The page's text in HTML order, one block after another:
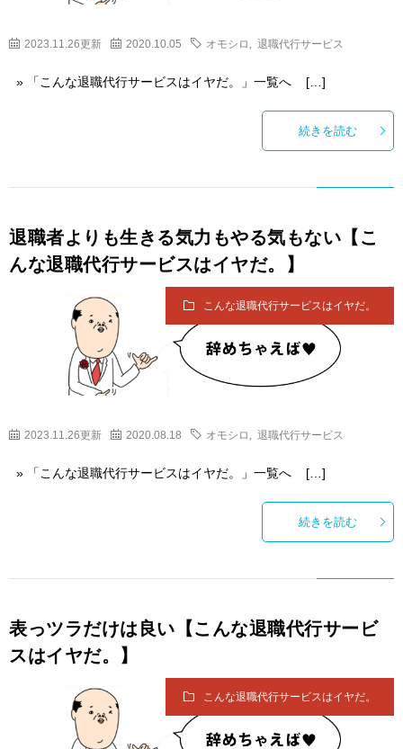
2023.11.26更新 2020.10.05 オモシロ 退職代行サービス
» 「こんな退職代行サービスはイヤだ。」一覧へ […]
続きを読む
退職者よりも生きる気力もやる気もない【こ
んな退職代行サービスはイヤだ。】
こんな退職代行サービスはイヤだ。
2023.11.26更新 2020.08.18 オモシロ 退職代行サービス
» 「こんな退職代行サービスはイヤだ。」一覧へ […]
続きを読む
表っツラだけは良い【こんな退職代行サービ
スはイヤだ。】
こんな退職代行サービスはイヤだ。